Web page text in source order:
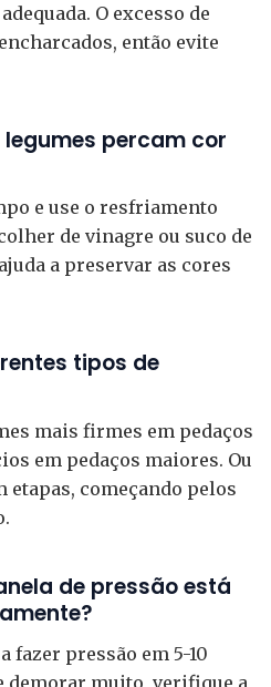
O excesso de
então evite
percam cor
e use o resfriamento
de vinagre ou suco de
a preservar as cores
tipos de
mais firmes em pedaços
em pedaços maiores. Ou
etapas, começando pelos
de pressão está
fazer pressão em 5-10
demorar muito, verifique a